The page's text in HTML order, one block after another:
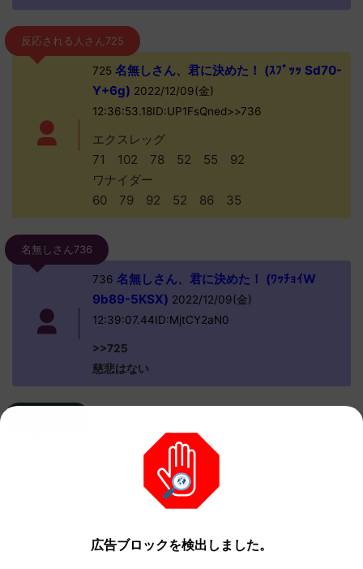
反応される人さん725
725名無しさん、君に決めた！ (ｽﾌﾟｯｯ Sd70-
Y+6g) 2022/12/09(金)
12:36:53.18ID:UP1FsQned>>736
エクスレッグ
71 102 78 52 55 92
ワナイダー
60 79 92 52 86 35
名無しさん736
736 名無しさん、君に決めた！ (ﾜｯﾁｮｲW
9b89-5KSX) 2022/12/09(金)
12:39:07.44ID:MjtCY2aN0
>>725
慈悲はない
【ポケモンSV】色厳選頑張ってる人達のコメントをまと
めたよ！ 初めて孵化色厳選してて今500体目くらいだが
【ポケモンSV】コダック系統についてどう思う！？
が鬱陶しい！
広告ブロックを検出しました。